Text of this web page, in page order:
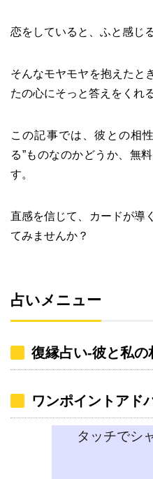
恋をしていると、ふと感じ
そんなモヤモヤを抱えたと
たの心にそっと答えをくれ
この記事では、彼との相
る”ものなのかどうか、無
す。
直感を信じて、カードが導
てみませんか？
占いメニュー
復縁占い-彼と私の
ワンポイントアド
タッチでシ